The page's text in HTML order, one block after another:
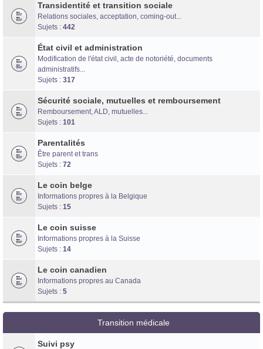
Transidentité et transition sociale
Relations sociales, acceptation, coming-out...
Sujets : 442
État civil et administration
Modification de l'état civil, acte de notoriété, documents
administratifs...
Sujets : 317
Sécurité sociale, mutuelles et remboursement
Remboursement, ALD, mutuelles...
Sujets : 101
Parentalités
Être parent et trans
Sujets : 72
Le coin belge
Informations propres à la Belgique
Sujets : 15
Le coin suisse
Informations propres à la Suisse
Sujets : 14
Le coin canadien
Informations propres au Canada
Sujets : 5
Transition médicale
Suivi psy